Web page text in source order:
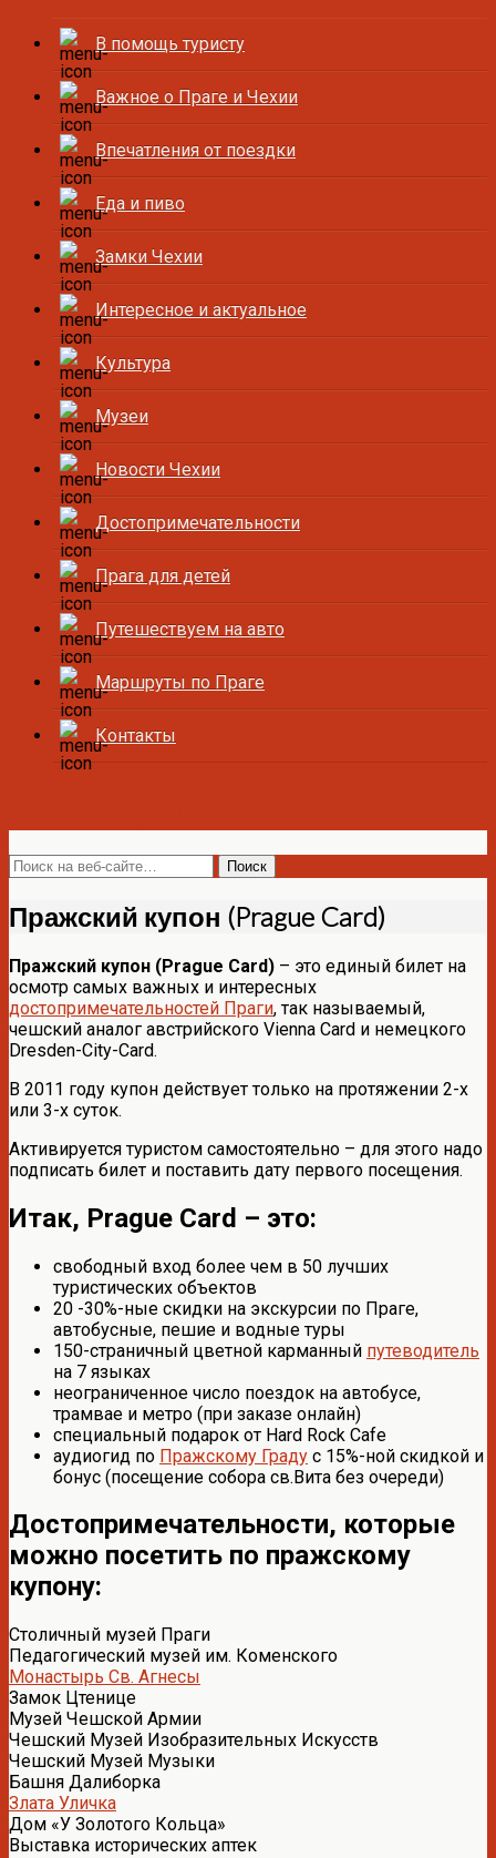
В помощь туристу
Важное о Праге и Чехии
Впечатления от поездки
Еда и пиво
Замки Чехии
Интересное и актуальное
Культура
Музеи
Новости Чехии
Достопримечательности
Прага для детей
Путешествуем на авто
Маршруты по Праге
Контакты
Пражский купон (Prague Card)
Пражский купон (Prague Card) – это единый билет на
осмотр самых важных и интересных
достопримечательностей Праги, так называемый,
чешский аналог австрийского Vienna Card и немецкого
Dresden-City-Card.
В 2011 году купон действует только на протяжении 2-х
или 3-х суток.
Активируется туристом самостоятельно – для этого надо
подписать билет и поставить дату первого посещения.
Итак, Prague Card – это:
свободный вход более чем в 50 лучших
туристических объектов
20 -30%-ные скидки на экскурсии по Праге,
автобусные, пешие и водные туры
150-страничный цветной карманный путеводитель
на 7 языках
неограниченное число поездок на автобусе,
трамвае и метро (при заказе онлайн)
специальный подарок от Hard Rock Cafe
аудиогид по Пражскому Граду с 15%-ной скидкой и
бонус (посещение собора св.Вита без очереди)
Достопримечательности, которые
можно посетить по пражскому
купону:
Столичный музей Праги
Педагогический музей им. Коменского
Монастырь Св. Агнесы
Замок Цтенице
Музей Чешской Армии
Чешский Музей Изобразительных Искусств
Чешский Музей Музыки
Башня Далиборка
Злата Уличка
Дом «У Золотого Кольца»
Выставка исторических аптек